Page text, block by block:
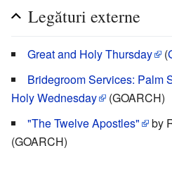
Legături externe
Great and Holy Thursday (
Bridegroom Services: Palm
Holy Wednesday
(GOARCH)
"The Twelve Apostles"
by
(GOARCH)